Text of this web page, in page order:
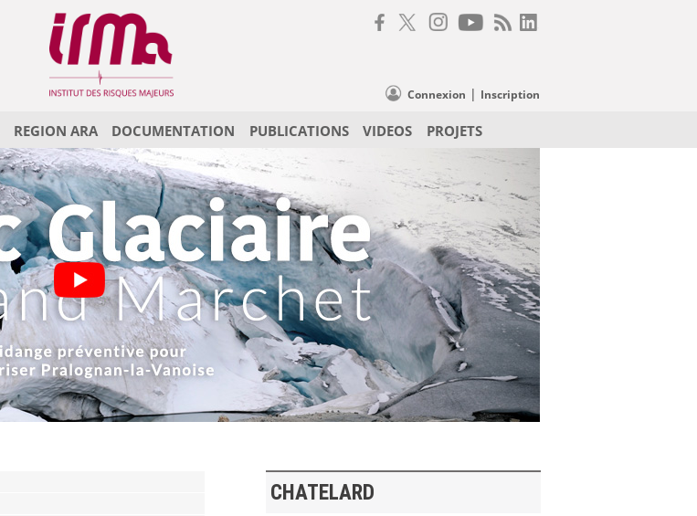
Connexion | Inscription
REGION ARA DOCUMENTATION PUBLICATIONS VIDEOS PROJETS
CHATELARD